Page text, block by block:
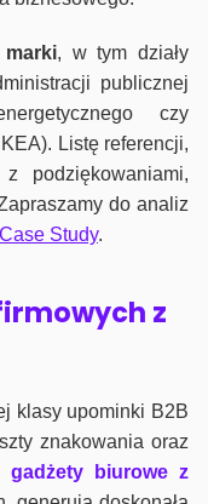
, w tym działy
publicznej
czy
Listę referencji,
podziękowaniami,
do analiz
Case Study.
z
klasy upominki B2B
znakowania oraz
gadżety biurowe z